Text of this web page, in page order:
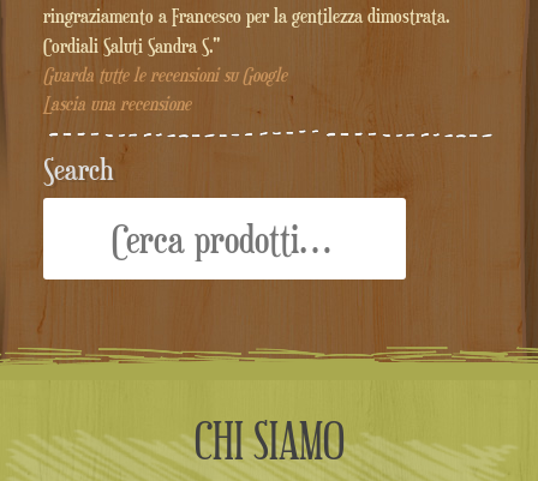
ringraziamento a Francesco per la gentilezza dimostrata.
Cordiali Saluti Sandra S."
Guarda tutte le recensioni su Google
Lascia una recensione
Search
CHI SIAMO